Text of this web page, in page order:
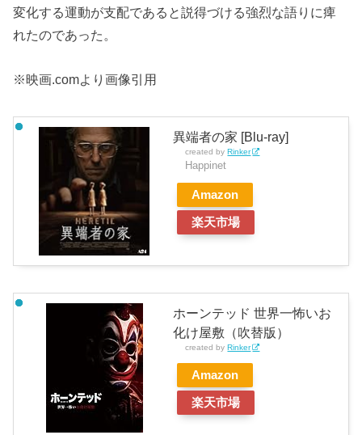
変化する運動が支配であると説得づける強烈な語りに痺
れたのであった。
※映画.comより画像引用
異端者の家 [Blu-ray]
created by Rinker
Happinet
Amazon
楽天市場
ホーンテッド 世界一怖いお
化け屋敷（吹替版）
created byRinker
Amazon
楽天市場